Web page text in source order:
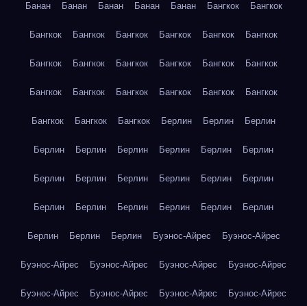
Банан Банан Банан Банан Банан Бангкок Бангкок
Бангкок Бангкок Бангкок Бангкок Бангкок Бангкок
Бангкок Бангкок Бангкок Бангкок Бангкок Бангкок
Бангкок Бангкок Бангкок Бангкок Бангкок Бангкок
Бангкок Бангкок Бангкок Берлин Берлин Берлин
Берлин Берлин Берлин Берлин Берлин Берлин
Берлин Берлин Берлин Берлин Берлин Берлин
Берлин Берлин Берлин Берлин Берлин Берлин
Берлин Берлин Берлин Буэнос-Айрес Буэнос-Айрес
Буэнос-Айрес Буэнос-Айрес Буэнос-Айрес Буэнос-Айрес
Буэнос-Айрес Буэнос-Айрес Буэнос-Айрес Буэнос-Айрес